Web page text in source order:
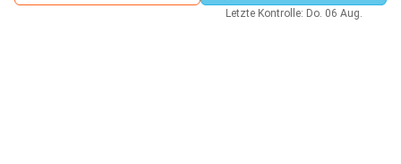
Letzte Kontrolle: Do. 06 Aug.